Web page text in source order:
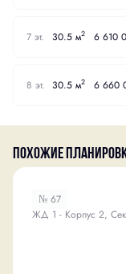
7 эт. 30.5 м2 6 610
8 эт. 30.5 м2 6 660
Похожие
№ 67
ЖД 1 - Корпус 2,